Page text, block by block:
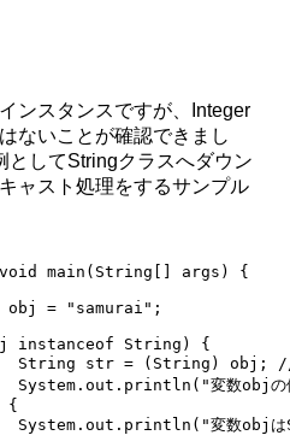
ンスタンスですが、Integer
ないことが確認できまし
としてStringクラスへダウン
ャスト処理をするサンプル